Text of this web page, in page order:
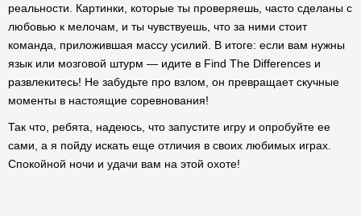
реальности. Картинки, которые ты проверяешь, часто сделаны с
любовью к мелочам, и ты чувствуешь, что за ними стоит
команда, приложившая массу усилий. В итоге: если вам нужны
язык или мозговой штурм — идите в Find The Differences и
развлекитесь! Не забудьте про взлом, он превращает скучные
моменты в настоящие соревнования!
Так что, ребята, надеюсь, что запустите игру и опробуйте ее
сами, а я пойду искать еще отличия в своих любимых играх.
Спокойной ночи и удачи вам на этой охоте!